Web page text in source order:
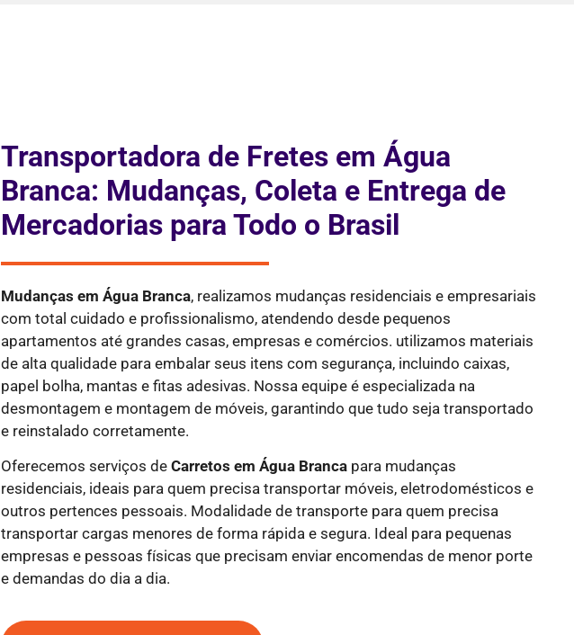
Transportadora de Fretes em Água
Branca: Mudanças, Coleta e Entrega de
Mercadorias para Todo o Brasil
Mudanças emÁgua Branca, realizamos mudanças residenciais e empresariais
com total cuidado e profissionalismo, atendendo desde pequenos
apartamentos até grandes casas, empresas e comércios. utilizamos materiais
de alta qualidade para embalar seus itens com segurança, incluindo caixas,
papel bolha, mantas e fitas adesivas. Nossa equipe é especializada na
desmontagem e montagem de móveis, garantindo que tudo seja transportado
e reinstalado corretamente.
Oferecemos serviços deCarretos em Água Branca para mudanças
residenciais, ideais para quem precisa transportar móveis, eletrodomésticos e
outros pertences pessoais. Modalidade de transporte para quem precisa
transportar cargas menores de forma rápida e segura. Ideal para pequenas
empresas e pessoas físicas que precisam enviar encomendas de menor porte
e demandas do dia a dia.